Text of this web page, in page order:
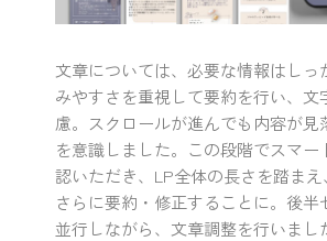
文章については、必要な情報はしっ
みやすさを重視して要約を行い、文
慮。スクロールが進んでも内容が見
を意識しました。この段階でスマー
認いただき、LP全体の長さを踏ま
さらに要約・修正することに。後半
並行しながら、文章調整を行いまし